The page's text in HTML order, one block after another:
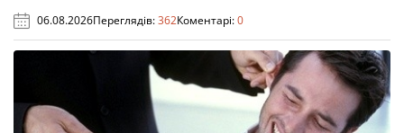
06.08.2026Переглядів:362Коментарі:0